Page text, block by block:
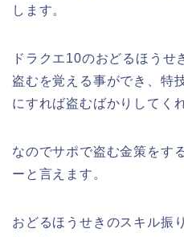
します。
ドラクエ10のおどるほうせ
盗むを覚える事ができ、特
にすれば盗むばかりしてく
なのでサポで盗む金策をす
ーと言えます。
おどるほうせきのスキル振